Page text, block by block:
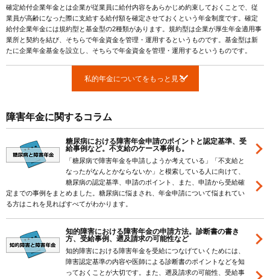
確定給付企業年金とは企業が従業員に給付内容をあらかじめ約束しておくことで、従
業員が高齢になった際に支給する給付額を確定させておくという年金制度です。確定
給付企業年金には規約型と基金型の2種類があります。規約型は企業が厚生年金適用事
業所と契約を結び、そちらで年金資金を管理・運用するというものです。基金型は新
たに企業年金基金を設立し、そちらで年金資金を管理・運用するというものです。
私的年金についてをもっと見る
障害年金に関するコラム
糖尿病における障害年金申請のポイントと認定基準、受
給事例など。不支給のケース事例も。
「糖尿病で障害年金を申請しようか考えている」「不支給と
なったがなんとかならないか」と模索している人に向けて、
糖尿病の認定基準、申請のポイント、また、申請から受給確
定までの事例をまとめました。糖尿病に悩まされ、年金申請について悩まれてい
る方はこれを見ればすべてがわかります。
知的障害における障害年金の申請方法。診断書の書き
方、受給事例、遡及請求の可能性など
知的障害における障害年金を受給につなげていくためには、
障害認定基準の内容や医師による診断書のポイントなどを知
っておくことが大切です。また、遡及請求の可能性、受給事